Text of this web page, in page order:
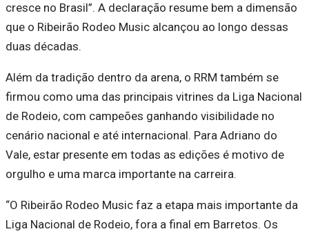
cresce no Brasil”. A declaração resume bem a dimensão
que o Ribeirão Rodeo Music alcançou ao longo dessas
duas décadas.
Além da tradição dentro da arena, o RRM também se
firmou como uma das principais vitrines da Liga Nacional
de Rodeio, com campeões ganhando visibilidade no
cenário nacional e até internacional. Para Adriano do
Vale, estar presente em todas as edições é motivo de
orgulho e uma marca importante na carreira.
“O Ribeirão Rodeo Music faz a etapa mais importante da
Liga Nacional de Rodeio, fora a final em Barretos. Os